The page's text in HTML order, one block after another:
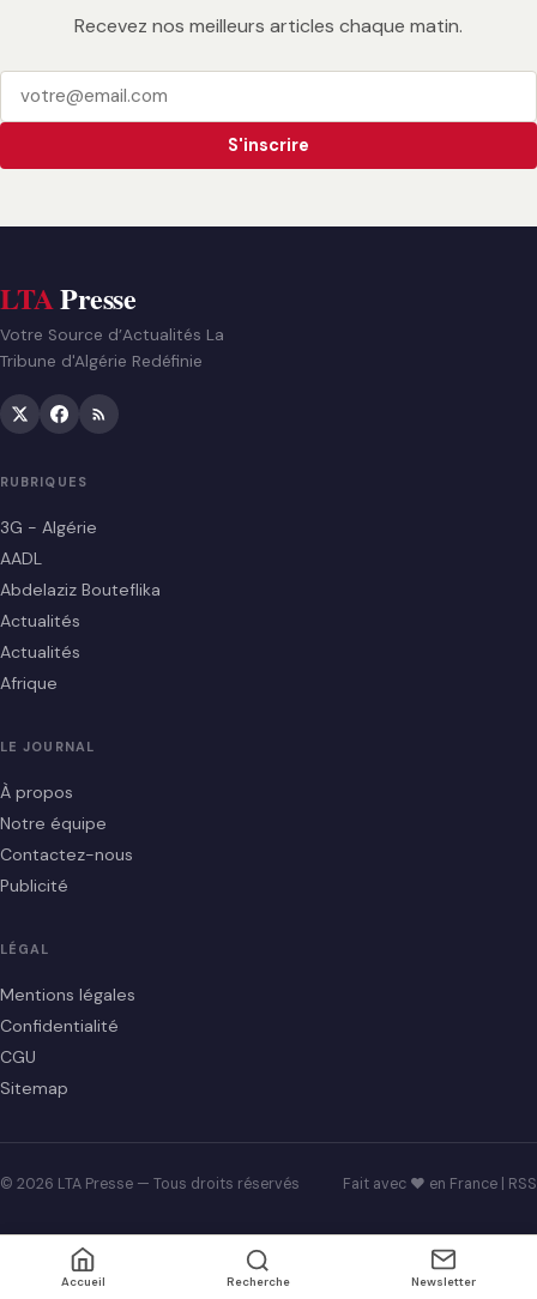
Recevez nos meilleurs articles chaque matin.
S'inscrire
LTAPresse
Votre Source d’Actualités La
Tribune d'Algérie Redéfinie
RUBRIQUES
3G - Algérie
AADL
Abdelaziz Bouteflika
Actualités
Actualités
Afrique
LE JOURNAL
À propos
Notre équipe
Contactez-nous
Publicité
LÉGAL
Mentions légales
Confidentialité
CGU
Sitemap
© 2026 LTA Presse — Tous droits réservés Fait avec ♥ en France | RSS
Accueil Recherche Newsletter